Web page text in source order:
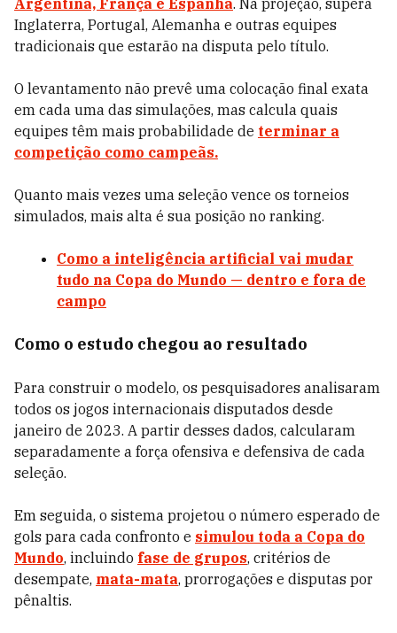
Argentina, França e Espanha. Na projeção, supera
Inglaterra, Portugal, Alemanha e outras equipes
tradicionais que estarão na disputa pelo título.
O levantamento não prevê uma colocação final exata
em cada uma das simulações, mas calcula quais
equipes têm mais probabilidade de terminar a
competição como campeãs.
Quanto mais vezes uma seleção vence os torneios
simulados, mais alta é sua posição no ranking.
Como a inteligência artificial vai mudar
tudo na Copa do Mundo — dentro e fora de
campo
Como o estudo chegou ao resultado
Para construir o modelo, os pesquisadores analisaram
todos os jogos internacionais disputados desde
janeiro de 2023. A partir desses dados, calcularam
separadamente a força ofensiva e defensiva de cada
seleção.
Em seguida, o sistema projetou o número esperado de
gols para cada confronto e simulou toda a Copa do
Mundo, incluindo fase de grupos, critérios de
desempate, mata-mata, prorrogações e disputas por
pênaltis.